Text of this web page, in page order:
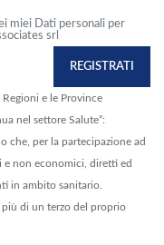
miei Dati personali per
srl
REGISTRATI
Regioni e le Province
nel settore Salute”:
che, per la partecipazione ad
non economici, diretti ed
in ambito sanitario.
più di un terzo del proprio